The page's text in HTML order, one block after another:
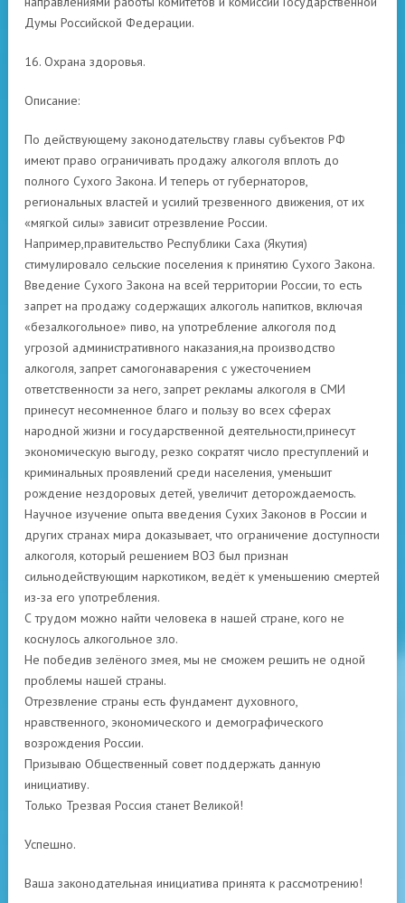
Думы Российской Федерации.
16. Охрана здоровья.
Описание:
По действующему законодательству главы субъектов РФ
имеют право ограничивать продажу алкоголя вплоть до
полного Сухого Закона. И теперь от губернаторов,
региональных властей и усилий трезвенного движения, от их
«мягкой силы» зависит отрезвление России.
Например,правительство Республики Саха (Якутия)
стимулировало сельские поселения к принятию Сухого Закона.
Введение Сухого Закона на всей территории России, то есть
запрет на продажу содержащих алкоголь напитков, включая
«безалкогольное» пиво, на употребление алкоголя под
угрозой административного наказания,на производство
алкоголя, запрет самогонаварения с ужесточением
ответственности за него, запрет рекламы алкоголя в СМИ
принесут несомненное благо и пользу во всех сферах
народной жизни и государственной деятельности,принесут
экономическую выгоду, резко сократят число преступлений и
криминальных проявлений среди населения, уменьшит
рождение нездоровых детей, увеличит деторождаемость.
Научное изучение опыта введения Сухих Законов в России и
других странах мира доказывает, что ограничение доступности
алкоголя, который решением ВОЗ был признан
сильнодействующим наркотиком, ведёт к уменьшению смертей
из-за его употребления.
С трудом можно найти человека в нашей стране, кого не
коснулось алкогольное зло.
Не победив зелёного змея, мы не сможем решить не одной
проблемы нашей страны.
Отрезвление страны есть фундамент духовного,
нравственного, экономического и демографического
возрождения России.
Призываю Общественный совет поддержать данную
инициативу.
Только Трезвая Россия станет Великой!
Успешно.
Ваша законодательная инициатива принята к рассмотрению!